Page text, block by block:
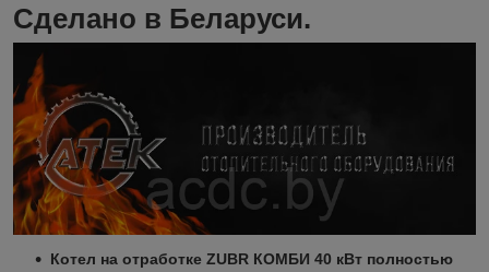
Сделано в Беларуси.
Котел на отработке ZUBR КОМБИ 40 кВт полностью